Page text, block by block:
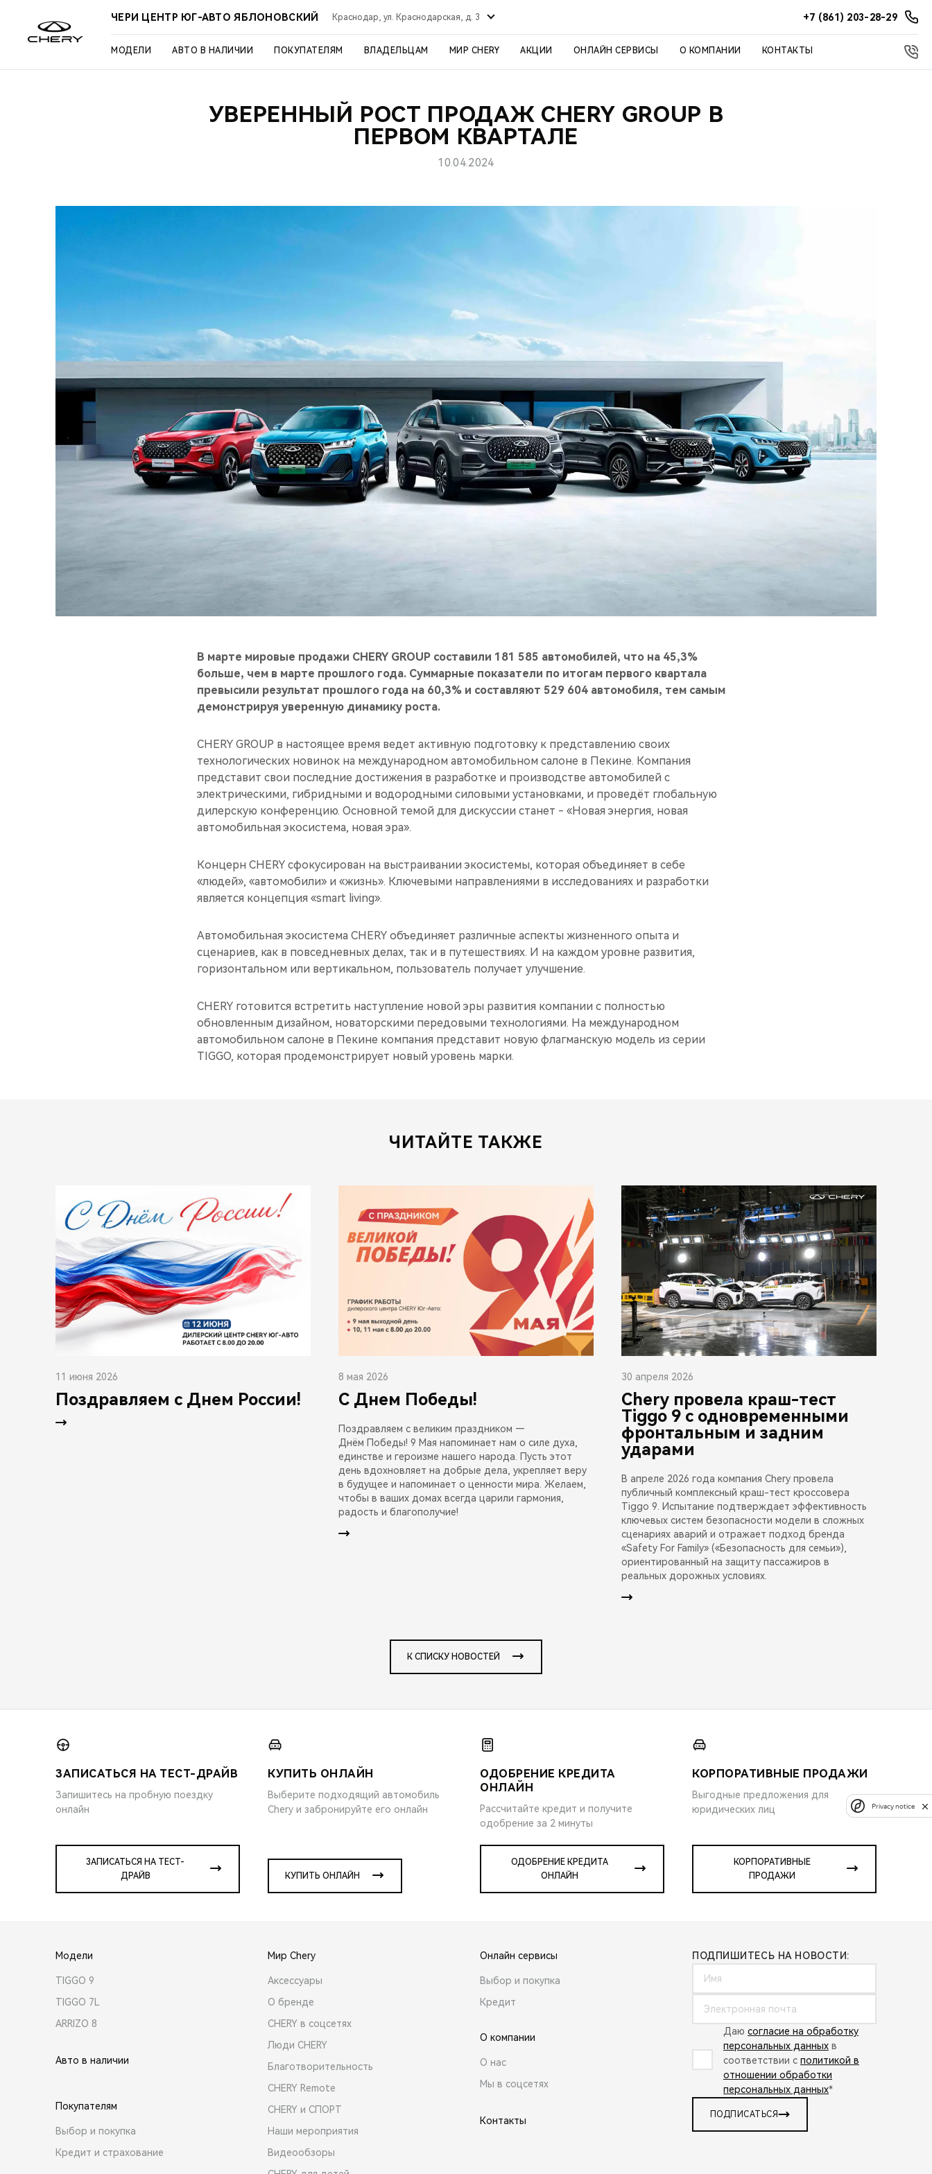
ЧЕРИ ЦЕНТР ЮГ-АВТО ЯБЛОНОВСКИЙ Краснодар, ул. Краснодарская, д. 3 +7 (861) 203-28-29
МОДЕЛИ АВТО В НАЛИЧИИ ПОКУПАТЕЛЯМ ВЛАДЕЛЬЦАМ МИР CHERY АКЦИИ ОНЛАЙН СЕРВИСЫ О КОМПАНИИ КОНТАКТЫ
УВЕРЕННЫЙ РОСТ ПРОДАЖ CHERY GROUP В
ПЕРВОМ КВАРТАЛЕ
10.04.2024
В марте мировые продажи CHERY GROUP составили 181 585 автомобилей, что на 45,3%
больше, чем в марте прошлого года. Суммарные показатели по итогам первого квартала
превысили результат прошлого года на 60,3% и составляют 529 604 автомобиля, тем самым
демонстрируя уверенную динамику роста.
CHERY GROUP в настоящее время ведет активную подготовку к представлению своих
технологических новинок на международном автомобильном салоне в Пекине. Компания
представит свои последние достижения в разработке и производстве автомобилей с
электрическими, гибридными и водородными силовыми установками, и проведёт глобальную
дилерскую конференцию. Основной темой для дискуссии станет - «Новая энергия, новая
автомобильная экосистема, новая эра».
Концерн CHERY сфокусирован на выстраивании экосистемы, которая объединяет в себе
«людей», «автомобили» и «жизнь». Ключевыми направлениями в исследованиях и разработки
является концепция «smart living».
Автомобильная экосистема CHERY объединяет различные аспекты жизненного опыта и
сценариев, как в повседневных делах, так и в путешествиях. И на каждом уровне развития,
горизонтальном или вертикальном, пользователь получает улучшение.
CHERY готовится встретить наступление новой эры развития компании с полностью
обновленным дизайном, новаторскими передовыми технологиями. На международном
автомобильном салоне в Пекине компания представит новую флагманскую модель из серии
TIGGO, которая продемонстрирует новый уровень марки.
ЧИТАЙТЕ ТАКЖЕ
11 июня 2026
Поздравляем с Днем России!
8 мая 2026
С Днем Победы!
Поздравляем с великим праздником —
Днём Победы! 9 Мая напоминает нам о силе духа,
единстве и героизме нашего народа. Пусть этот
день вдохновляет на добрые дела, укрепляет веру
в будущее и напоминает о ценности мира. Желаем,
чтобы в ваших домах всегда царили гармония,
радость и благополучие!
30 апреля 2026
Chery провела краш-тест
Tiggo 9 с одновременными
фронтальным и задним
ударами
В апреле 2026 года компания Chery провела
публичный комплексный краш-тест кроссовера
Tiggo 9. Испытание подтверждает эффективность
ключевых систем безопасности модели в сложных
сценариях аварий и отражает подход бренда
«Safety For Family» («Безопасность для семьи»),
ориентированный на защиту пассажиров в
реальных дорожных условиях.
К СПИСКУ НОВОСТЕЙ
ЗАПИСАТЬСЯ НА ТЕСТ-ДРАЙВ
Запишитесь на пробную поездку
онлайн
ЗАПИСАТЬСЯ НА ТЕСТ-
ДРАЙВ
КУПИТЬ ОНЛАЙН
Выберите подходящий автомобиль
Chery и забронируйте его онлайн
КУПИТЬ ОНЛАЙН
ОДОБРЕНИЕ КРЕДИТА
ОНЛАЙН
Рассчитайте кредит и получите
одобрение за 2 минуты
ОДОБРЕНИЕ КРЕДИТА
ОНЛАЙН
КОРПОРАТИВНЫЕ ПРОДАЖИ
Выгодные предложения для
юридических лиц
КОРПОРАТИВНЫЕ
ПРОДАЖИ
Модели
TIGGO 9
TIGGO 7L
ARRIZO 8
Авто в наличии
Покупателям
Выбор и покупка
Кредит и страхование
Мир Chery
Аксессуары
О бренде
CHERY в соцсетях
Люди CHERY
Благотворительность
CHERY Remote
CHERY и СПОРТ
Наши мероприятия
Видеообзоры
Онлайн сервисы
Выбор и покупка
Кредит
О компании
О нас
Мы в соцсетях
Контакты
ПОДПИШИТЕСЬ НА НОВОСТИ:
Даю согласие на обработку
персональных данных в
соответствии с политикой в
отношении обработки
персональных данных*
ПОДПИСАТЬСЯ
Privacy notice